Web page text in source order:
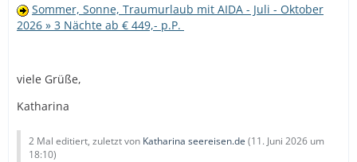
Sommer, Sonne, Traumurlaub mit AIDA - Juli - Oktober
2026 » 3 Nächte ab € 449,- p.P.
viele Grüße,
Katharina
2 Mal editiert, zuletzt von Katharina seereisen.de (11. Juni 2026 um
18:10)